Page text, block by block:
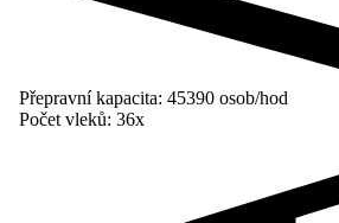
Přepravní kapacita: 45390 osob/hod
Počet vleků: 36x